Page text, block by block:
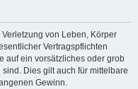
von Leben, Körper
Vertragspflichten
auf ein vorsätzliches oder grob
Dies gilt auch für mittelbare
Gewinn.